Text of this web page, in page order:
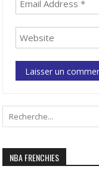
NBA FRENCHIES